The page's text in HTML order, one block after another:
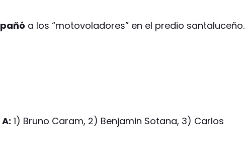
a los “motovoladores” en el predio santaluceño.
1) Bruno Caram, 2) Benjamin Sotana, 3) Carlos